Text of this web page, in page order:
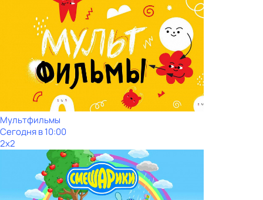
Мультфильмы
Сегодня в 10:00
2x2